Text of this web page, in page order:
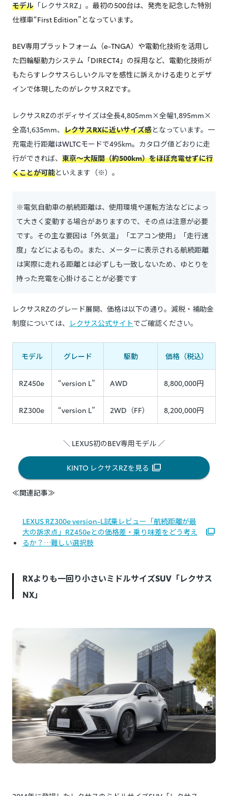
モデル 「レクサスRZ」。 最初の500台は、発売を記念した特別
仕様車“First Edition”となっています。
BEV専用プラットフォーム（e-TNGA）や電動化技術を活用し
た四輪駆動力システム「DIRECT4」の採用など、電動化技術が
もたらすレクサスらしいクルマを感性に訴えかける走りとデザ
インで体現したのがレクサスRZです。
レクサスRZのボディサイズは全長4,805mm×全幅1,895mm×
全高1,635mm、 レクサスRXに近いサイズ感となっています。一
充電走行距離はWLTCモードで495km。 カタログ値どおりに走
行ができれば、 東京～大阪間（約500km）をほぼ充電せずに行
くことが可能といえます（※）。
※電気自動車の航続距離は、使用環境や運転方法などによっ
て大きく変動する場合がありますので、その点は注意が必要
です。その主な要因は「外気温」「エアコン使用」「走行速
度」などによるもの。また、メーターに表示される航続距離
は実際に走れる距離とは必ずしも一致しないため、 ゆとりを
持った充電を心掛けることが必要です
レクサスRZのグレード展開、価格は以下の通り。減税・補助金
制度については、
レクサス公式サイトでご確認ください。
モデル グレード 駆動 価格（税込）
RZ450e “version L” AWD 8,800,000円
RZ300e “version L” 2WD（FF） 8,200,000円
＼ LEXUS初のBEV専用モデル ／
KINTO レクサスRZを見る
≪関連記事≫
LEXUS RZ300e version-L試乗レビュー「航続距離が最
大の訴求点」RZ450eとの価格差・乗り味差をどう考え
るか？…難しい選択肢
RXよりも一回り小さいミドルサイズSUV「レクサス
NX」